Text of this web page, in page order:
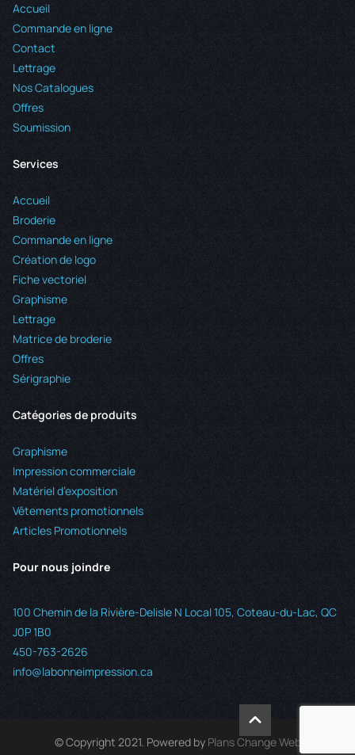
Accueil
Commande en ligne
Contact
Lettrage
Nos Catalogues
Offres
Soumission
Services
Accueil
Broderie
Commande en ligne
Création de logo
Fiche vectoriel
Graphisme
Lettrage
Matrice de broderie
Offres
Sérigraphie
Catégories de produits
Graphisme
Impression commerciale
Matériel d’exposition
Vêtements promotionnels
Articles Promotionnels
Pour nous joindre
100 Chemin de la Rivière-Delisle N Local 105, Coteau-du-Lac, QC
J0P 1B0
450-763-2626
info@labonneimpression.ca
© Copyright 2021. Powered by Plans Change Web